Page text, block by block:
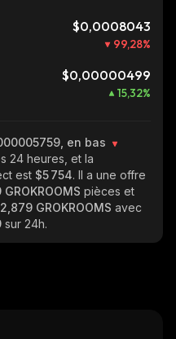
$0,0008043
99,28%
$0,00000499
15,32%
en bas
24 heures, et la
est $5 754. Il a une offre
pièces et
GROKROOMS avec
sur 24h.